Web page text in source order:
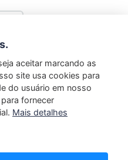
aceitar marcando as
site usa cookies para
do usuário em nosso
fornecer
Mais detalhes